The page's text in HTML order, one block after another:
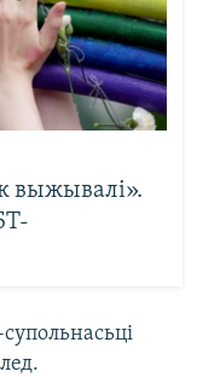
выжывалі».